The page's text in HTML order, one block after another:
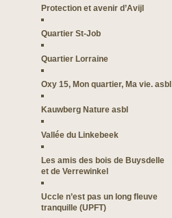
Protection et avenir d’Avijl
Quartier St-Job
Quartier Lorraine
Oxy 15, Mon quartier, Ma vie. asbl
Kauwberg Nature asbl
Vallée du Linkebeek
Les amis des bois de Buysdelle
et de Verrewinkel
Uccle n’est pas un long fleuve
tranquille (UPFT)